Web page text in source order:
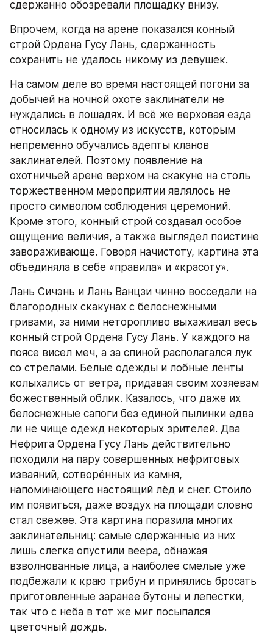
сдержанно обозревали площадку внизу.
Впрочем, когда на арене показался конный
строй Ордена Гусу Лань, сдержанность
сохранить не удалось никому из девушек.
На самом деле во время настоящей погони за
добычей на ночной охоте заклинатели не
нуждались в лошадях. И всё же верховая езда
относилась к одному из искусств, которым
непременно обучались адепты кланов
заклинателей. Поэтому появление на
охотничьей арене верхом на скакуне на столь
торжественном мероприятии являлось не
просто символом соблюдения церемоний.
Кроме этого, конный строй создавал особое
ощущение величия, а также выглядел поистине
завораживающе. Говоря начистоту, картина эта
объединяла в себе «правила» и «красоту».
Лань Сичэнь и Лань Ванцзи чинно восседали на
благородных скакунах с белоснежными
гривами, за ними неторопливо выхаживал весь
конный строй Ордена Гусу Лань. У каждого на
поясе висел меч, а за спиной располагался лук
со стрелами. Белые одежды и лобные ленты
колыхались от ветра, придавая своим хозяевам
божественный облик. Казалось, что даже их
белоснежные сапоги без единой пылинки едва
ли не чище одежд некоторых зрителей. Два
Нефрита Ордена Гусу Лань действительно
походили на пару совершенных нефритовых
изваяний, сотворённых из камня,
напоминающего настоящий лёд и снег. Стоило
им появиться, даже воздух на площади словно
стал свежее. Эта картина поразила многих
заклинательниц: самые сдержанные из них
лишь слегка опустили веера, обнажая
взволнованные лица, а наиболее смелые уже
подбежали к краю трибун и принялись бросать
приготовленные заранее бутоны и лепестки,
так что с неба в тот же миг посыпался
цветочный дождь.